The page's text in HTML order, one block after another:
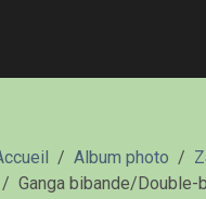
Album photo
Ganga bibande/Double-